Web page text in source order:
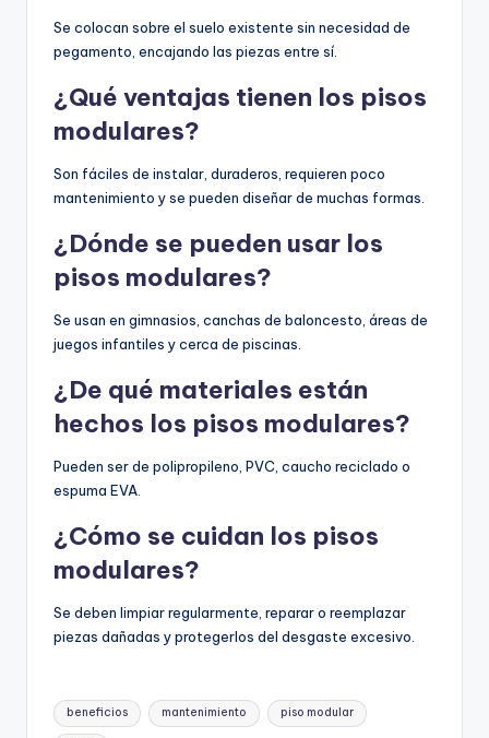
Se colocan sobre el suelo existente sin necesidad de
pegamento, encajando las piezas entre sí.
¿Qué ventajas tienen los pisos
modulares?
Son fáciles de instalar, duraderos, requieren poco
mantenimiento y se pueden diseñar de muchas formas.
¿Dónde se pueden usar los
pisos modulares?
Se usan en gimnasios, canchas de baloncesto, áreas de
juegos infantiles y cerca de piscinas.
¿De qué materiales están
hechos los pisos modulares?
Pueden ser de polipropileno, PVC, caucho reciclado o
espuma EVA.
¿Cómo se cuidan los pisos
modulares?
Se deben limpiar regularmente, reparar o reemplazar
piezas dañadas y protegerlos del desgaste excesivo.
Etiquetas:
beneficios mantenimiento piso modular